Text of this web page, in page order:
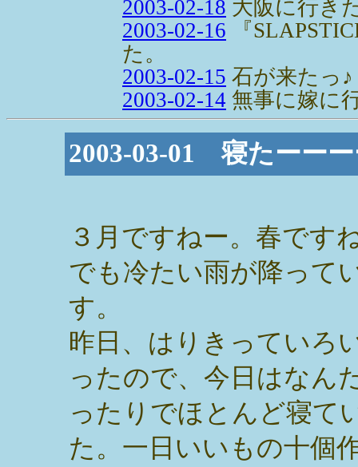
2003-02-18 大阪に行き
2003-02-16 『
た。
2003-02-15 石が来たっ♪
2003-02-14 無事に嫁に
2003-03-01 寝たーー
３月ですねー。春です
でも冷たい雨が降って
す。
昨日、はりきっていろ
ったので、今日はなん
ったりでほとんど寝て
た。一日いいもの十個